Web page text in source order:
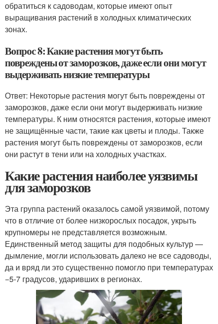
обратиться к садоводам, которые имеют опыт
выращивания растений в холодных климатических
зонах.
Вопрос 8: Какие растения могут быть
повреждены от заморозков, даже если они могут
выдерживать низкие температуры
Ответ: Некоторые растения могут быть повреждены от
заморозков, даже если они могут выдерживать низкие
температуры. К ним относятся растения, которые имеют
не защищённые части, такие как цветы и плоды. Также
растения могут быть повреждены от заморозков, если
они растут в тени или на холодных участках.
Какие растения наиболее уязвимы
для заморозков
Эта группа растений оказалось самой уязвимой, потому
что в отличие от более низкорослых посадок, укрыть
крупномеры не представляется возможным.
Единственный метод защиты для подобных культур —
дымление, могли использовать далеко не все садоводы,
да и вряд ли это существенно помогло при температурах
−5-7 градусов, ударивших в регионах.